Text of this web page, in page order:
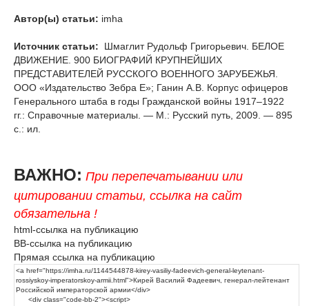
Автор(ы) статьи: imha
Источник статьи:
Шмаглит Рудольф Григорьевич. БЕЛОЕ
ДВИЖЕНИЕ. 900 БИОГРАФИЙ КРУПНЕЙШИХ
ПРЕДСТАВИТЕЛЕЙ РУССКОГО ВОЕННОГО ЗАРУБЕЖЬЯ.
ООО «Издательство Зебра Е»; Ганин А.В. Корпус офицеров
Генерального штаба в годы Гражданской войны 1917–1922
гг.: Справочные материалы. — М.: Русский путь, 2009. — 895
с.: ил.
ВАЖНО: При перепечатывании или
цитировании статьи, ссылка на сайт
обязательна !
html-ссылка на публикацию
BB-ссылка на публикацию
Прямая ссылка на публикацию